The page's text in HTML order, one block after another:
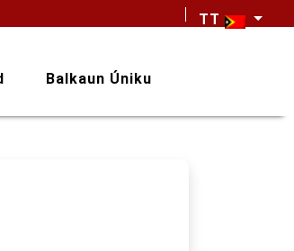
TT
Balkaun Úniku